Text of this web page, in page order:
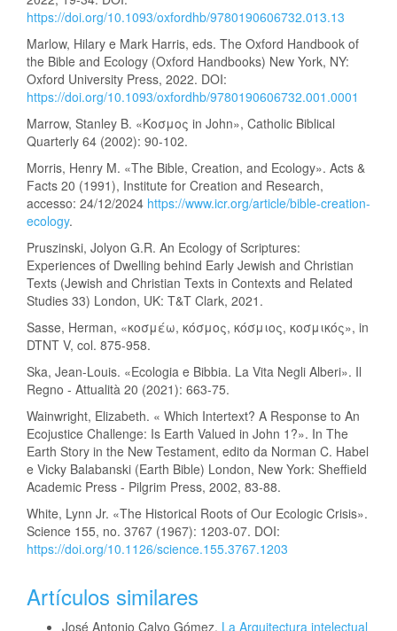
https://doi.org/10.1093/oxfordhb/9780190606732.013.13
Marlow, Hilary e Mark Harris, eds. The Oxford Handbook of
the Bible and Ecology (Oxford Handbooks) New York, NY:
Oxford University Press, 2022. DOI:
https://doi.org/10.1093/oxfordhb/9780190606732.001.0001
Marrow, Stanley B. «Κοσμος in John», Catholic Biblical
Quarterly 64 (2002): 90-102.
Morris, Henry M. «The Bible, Creation, and Ecology». Acts &
Facts 20 (1991), Institute for Creation and Research,
accesso: 24/12/2024 https://www.icr.org/article/bible-creation-
ecology.
Pruszinski, Jolyon G.R. An Ecology of Scriptures:
Experiences of Dwelling behind Early Jewish and Christian
Texts (Jewish and Christian Texts in Contexts and Related
Studies 33) London, UK: T&T Clark, 2021.
Sasse, Herman, «κοσμέω, κόσμος, κόσμιος, κοσμικός», in
DTNT V, col. 875-958.
Ska, Jean-Louis. «Ecologia e Bibbia. La Vita Negli Alberi». Il
Regno - Attualità 20 (2021): 663-75.
Wainwright, Elizabeth. « Which Intertext? A Response to An
Ecojustice Challenge: Is Earth Valued in John 1?». In The
Earth Story in the New Testament, edito da Norman C. Habel
e Vicky Balabanski (Earth Bible) London, New York: Sheffield
Academic Press - Pilgrim Press, 2002, 83-88.
White, Lynn Jr. «The Historical Roots of Our Ecologic Crisis».
Science 155, no. 3767 (1967): 1203-07. DOI:
https://doi.org/10.1126/science.155.3767.1203
Artículos similares
José Antonio Calvo Gómez, La Arquitectura intelectual